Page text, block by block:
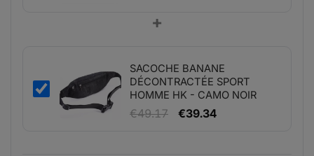
€147.00.
+
SACOCHE BANANE
DÉCONTRACTÉE SPORT
HOMME HK - CAMO NOIR
€49.17
Le
€39.34Le